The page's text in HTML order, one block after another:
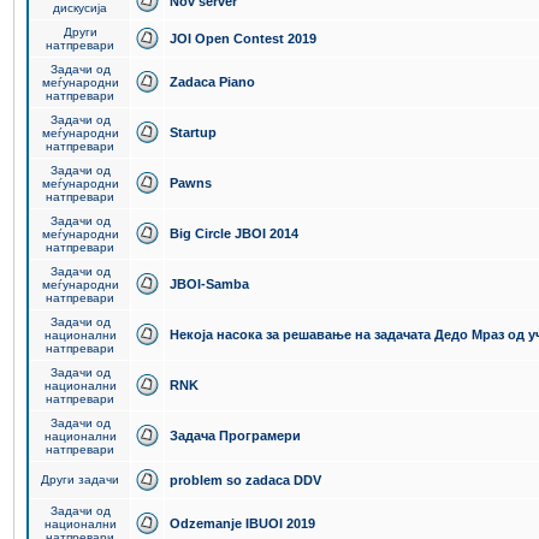
дискусија
Други
натпревари
JOI Open Contest 2019
Задачи од
меѓународни
натпревари
Zadaca Piano
Задачи од
меѓународни
натпревари
Startup
Задачи од
меѓународни
натпревари
Pawns
Задачи од
меѓународни
натпревари
Big Circle JBOI 2014
Задачи од
меѓународни
натпревари
JBOI-Samba
Задачи од
национални
натпревари
Некоја насока за решавање на задачата Дедо Мраз од
Задачи од
национални
натпревари
RNK
Задачи од
национални
натпревари
Задача Програмери
Други задачи problem so zadaca DDV
Задачи од
национални
Odzemanje IBUOI 2019